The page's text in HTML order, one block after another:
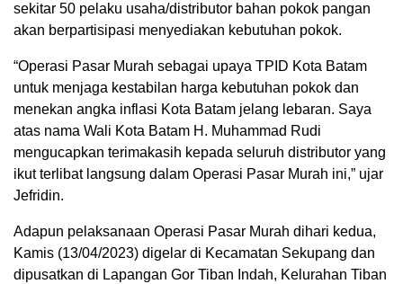
sekitar 50 pelaku usaha/distributor bahan pokok pangan
akan berpartisipasi menyediakan kebutuhan pokok.
“Operasi Pasar Murah sebagai upaya TPID Kota Batam
untuk menjaga kestabilan harga kebutuhan pokok dan
menekan angka inflasi Kota Batam jelang lebaran. Saya
atas nama Wali Kota Batam H. Muhammad Rudi
mengucapkan terimakasih kepada seluruh distributor yang
ikut terlibat langsung dalam Operasi Pasar Murah ini,” ujar
Jefridin.
Adapun pelaksanaan Operasi Pasar Murah dihari kedua,
Kamis (13/04/2023) digelar di Kecamatan Sekupang dan
dipusatkan di Lapangan Gor Tiban Indah, Kelurahan Tiban